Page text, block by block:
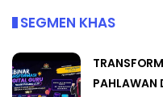
SEGMEN KHAS
PAHLAWAN